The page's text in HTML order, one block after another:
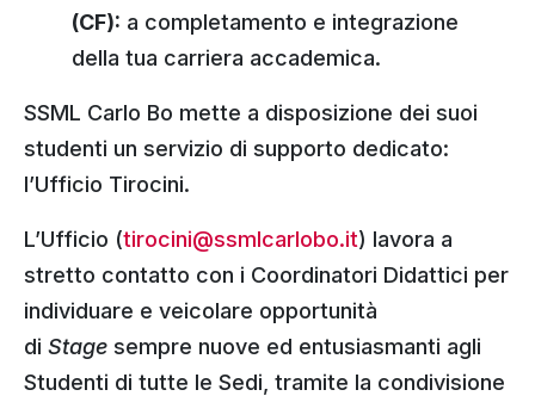
(CF): a completamento e integrazione
della tua carriera accademica.
SSML Carlo Bo mette a disposizione dei suoi
studenti un servizio di supporto dedicato:
l’Ufficio Tirocini.
L’Ufficio (tirocini@ssmlcarlobo.it) lavora a
stretto contatto con i Coordinatori Didattici per
individuare e veicolare opportunità
di Stage sempre nuove ed entusiasmanti agli
Studenti di tutte le Sedi, tramite la condivisione